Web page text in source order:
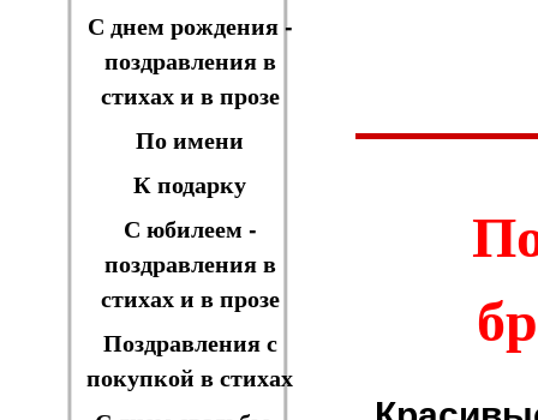
С днем рождения -
поздравления в
стихах и в прозе
По имени
К подарку
С юбилеем -
поздравления в
стихах и в прозе
Поздравления с
покупкой в стихах